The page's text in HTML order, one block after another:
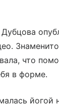
что
в форме.
йогой